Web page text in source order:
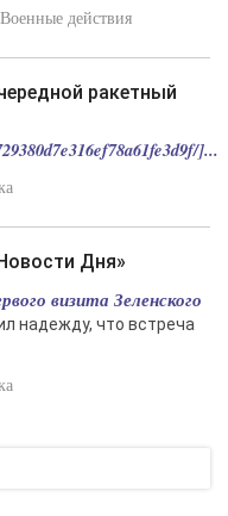
действия
]...
Дня»
визита Зеленского
надежду, что встреча